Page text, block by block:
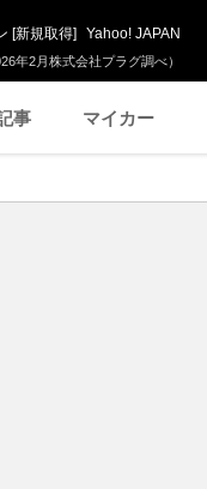
年2月株式会社プラグ調べ）
[新規取得] Yahoo! JAPAN
事 マイカー